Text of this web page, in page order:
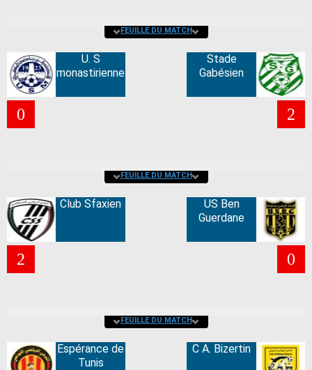
FEUILLE DU MATCH
U. S
monastirienne
0
Stade
Gabésien
2
FEUILLE DU MATCH
Club Sfaxien
2
US Ben
Guerdane
0
FEUILLE DU MATCH
Espérance de
Tunis
C A. Bizertin